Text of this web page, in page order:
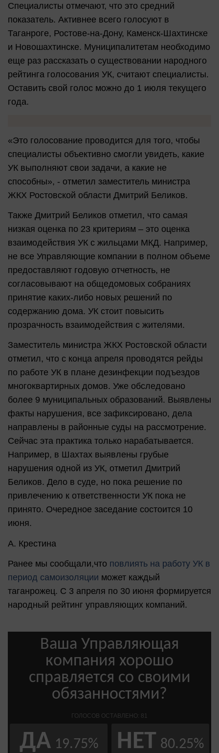
Специалисты отмечают, что это средний
показатель. Активнее всего голосуют в
Таганроге, Ростове-на-Дону, Каменск-Шахтинске
и Новошахтинске. Муниципалитетам необходимо
еще раз рассказать о существовании народного
рейтинга голосования УК, считают специалисты.
Оставить свой голос можно до 1 июля текущего
года.
«Это голосование проводится для того, чтобы
специалисты объективно смогли увидеть, какие
УК выполняют свои задачи, а какие не
способны», - отметил заместитель министра
ЖКХ Ростовской области Дмитрий Беликов.
Также Дмитрий Беликов отметил, что самая
низкая оценка по 23 критериям – это оценка
взаимодействия УК с жильцами МКД. Например,
не все Управляющие компании в полном объеме
предоставляют годовую отчетность, не
согласовывают на общедомовых собраниях
принятие каких-либо новых решений по
содержанию дома. УК стоит повысить
прозрачность взаимодействия с жителями.
Заместитель министра ЖКХ Ростовской области
отметил, что с конца апреля проводятся рейды
по работе УК в плане дезинфекции подъездов
многоквартирных домов. Уже обследовано
более 9 муниципальных образований. Выявлены
факты нарушения, все зафиксировано, дела
направлены в районные суды на рассмотрение.
Сейчас эта практика только нарабатывается.
Например, в Шахтах выявлены грубые
нарушения одной из УК, отметил Дмитрий
Беликов. Дело в суде, но пока решение по
привлечению к ответственности УК пока не
принято. Очередное заседание состоится 10
июня.
А. Крестина
Ранее мы сообщали,что повлиять на работу УК в
период самоизоляции может каждый
таганрожец. С 3 апреля по 30 июня формируется
народный рейтинг управляющих компаний.